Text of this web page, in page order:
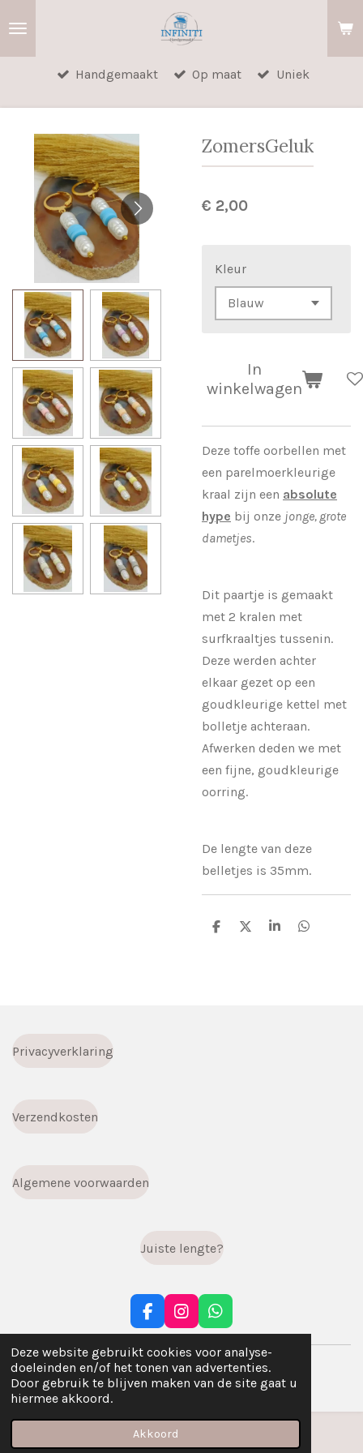
Deze website gebruikt cookies voor analyse-
doeleinden en/of het tonen van advertenties.
Door gebruik te blijven maken van de site gaat u
hiermee akkoord.
Akkoord
hoofdinhoud
Handgemaakt Op maat Uniek
ZomersGeluk
€ 2,00
Kleur
In
winkelwagen
Deze toffe oorbellen met
een parelmoerkleurige
kraal zijn een absolute
hype bij onze jonge, grote
dametjes.
Dit paartje is gemaakt
met 2 kralen met
surfkraaltjes tussenin.
Deze werden achter
elkaar gezet op een
goudkleurige kettel met
bolletje achteraan.
Afwerken deden we met
een fijne, goudkleurige
oorring.
De lengte van deze
belletjes is 35mm.
D
D
S
D
Privacyverklaring
Verzendkosten
Algemene voorwaarden
Juiste lengte?
F
a
c
e
b
k
I
n
s
t
a
a
W
h
a
t
s
p
© 2023 - 2026 infiniti.handgemaakt
Powered by JouwWeb